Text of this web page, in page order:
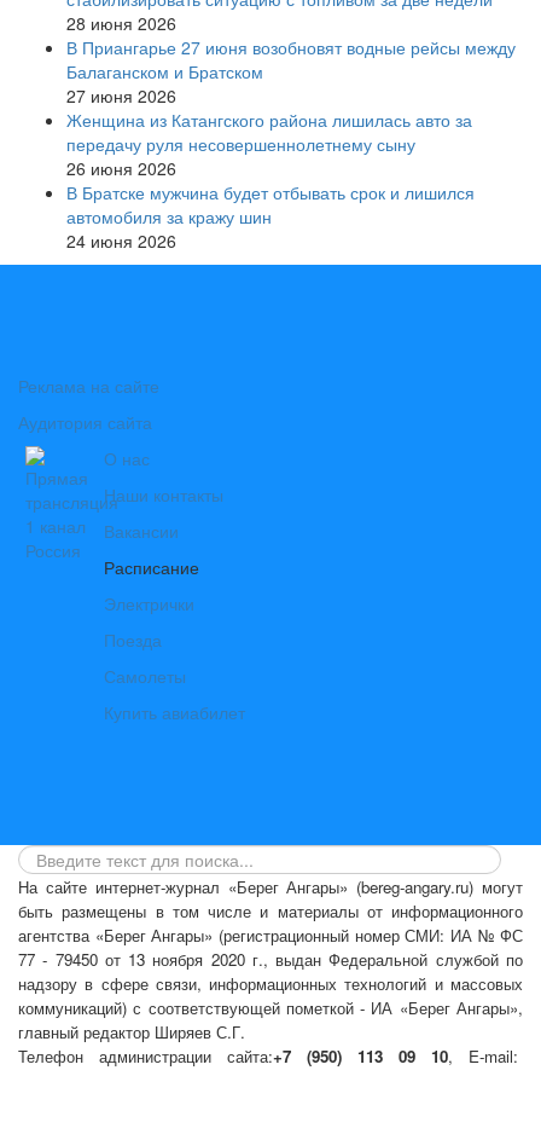
28 июня 2026
В Приангарье 27 июня возобновят водные рейсы между
Балаганском и Братском
27 июня 2026
Женщина из Катангского района лишилась авто за
передачу руля несовершеннолетнему сыну
26 июня 2026
В Братске мужчина будет отбывать срок и лишился
автомобиля за кражу шин
24 июня 2026
Реклама на сайте
Аудитория сайта
О нас
Наши контакты
Вакансии
Расписание
Электрички
Поезда
Самолеты
Купить авиабилет
На сайте интернет-журнал «Берег Ангары» (bereg-angary.ru) могут
быть размещены в том числе и материалы от информационного
агентства «Берег Ангары» (регистрационный номер СМИ: ИА № ФС
77 - 79450 от 13 ноября 2020 г., выдан Федеральной службой по
надзору в сфере связи, информационных технологий и массовых
коммуникаций) с соответствующей пометкой - ИА «Берег Ангары»,
главный редактор Ширяев С.Г.
Телефон администрации сайта:+7 (950) 113 09 10, E-mail: